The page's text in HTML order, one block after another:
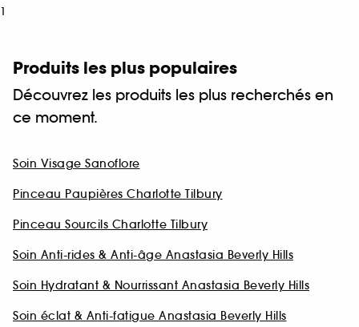
1
Produits les plus populaires
Découvrez les produits les plus recherchés en
ce moment.
Soin Visage Sanoflore
Pinceau Paupières Charlotte Tilbury
Pinceau Sourcils Charlotte Tilbury
Soin Anti-rides & Anti-âge Anastasia Beverly Hills
Soin Hydratant & Nourrissant Anastasia Beverly Hills
Soin éclat & Anti-fatigue Anastasia Beverly Hills